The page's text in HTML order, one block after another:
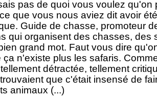
pas de quoi vous voulez qu'on
que vous nous aviez dit avoir
Guide de chasse, promoteur
qui organisent des chasses, des
grand mot. Faut vous dire
ça n'existe plus les safaris.
détractée, tellement
que c'était insensé de
animaux (...)